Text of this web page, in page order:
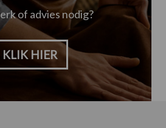
of advies nodig?
KLIK HIER